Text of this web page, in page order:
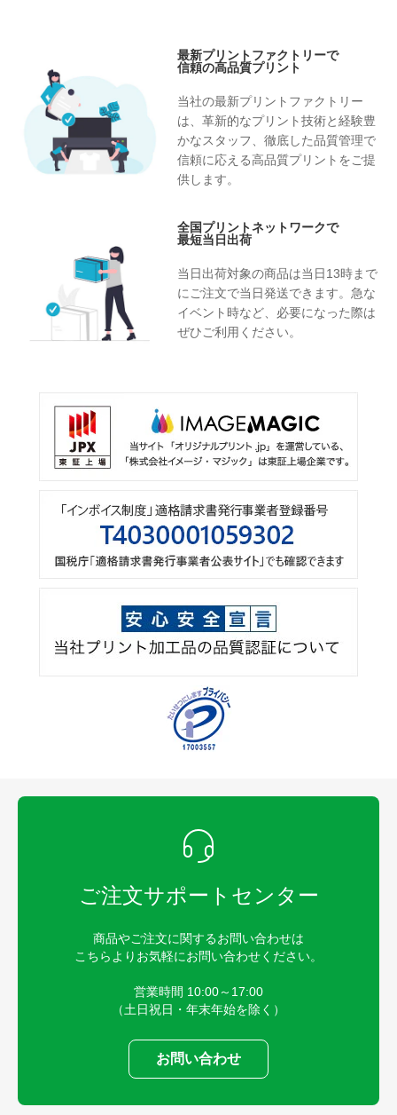
最新プリントファクトリーで
信頼の高品質プリント
当社の最新プリントファクトリー
は、革新的なプリント技術と経験豊
かなスタッフ、徹底した品質管理で
信頼に応える高品質プリントをご提
供します。
全国プリントネットワークで
最短当日出荷
当日出荷対象の商品は当日13時まで
にご注文で当日発送できます。急な
イベント時など、必要になった際は
ぜひご利用ください。
ご注文サポートセンター
商品やご注文に関するお問い合わせは
こちらよりお気軽にお問い合わせください。
営業時間 10:00～17:00
（土日祝日・年末年始を除く）
お問い合わせ